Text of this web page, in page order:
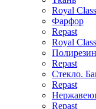
Royal
Фарфор
Repast
Royal
Полирезин
Repast
Стекло.
Repast
Repast